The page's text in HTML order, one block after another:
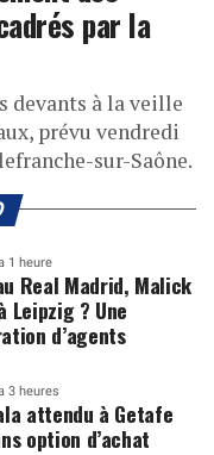
par la
devants à la veille
prévu vendredi
sur-Saône.
1 heure
Real Madrid, Malick
Leipzig ? Une
d’agents
3 heures
attendu à Getafe
option d’achat